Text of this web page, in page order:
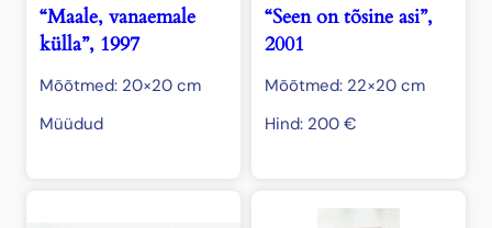
“Maale, vanaemale
külla”, 1997
Mõõtmed: 20×20 cm
Müüdud
“Seen on tõsine asi”,
2001
Mõõtmed: 22×20 cm
Hind: 200€